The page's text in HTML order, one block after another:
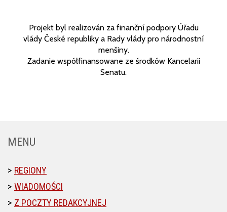
Projekt byl realizován za finanční podpory Úřadu
vlády České republiky a Rady vlády pro národnostní
menšiny.
Zadanie współfinansowane ze środków Kancelarii
Senatu.
MENU
REGIONY
WIADOMOŚCI
Z POCZTY REDAKCYJNEJ